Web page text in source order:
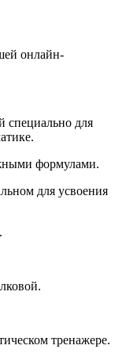
онлайн-
для
формулами.
для усвоения
тренажере.